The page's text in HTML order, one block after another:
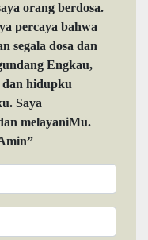
orang berdosa.
percaya bahwa
segala dosa dan
Engkau,
dan hidupku
Saya
melayaniMu.